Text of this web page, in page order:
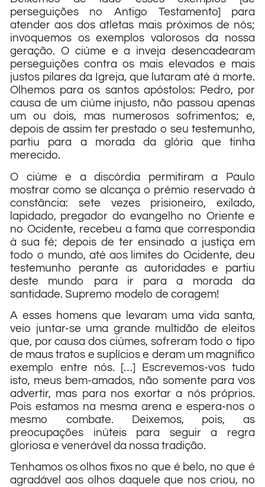
perseguições no Antigo Testamento] para
atender aos dos atletas mais próximos de nós;
invoquemos os exemplos valorosos da nossa
geração. O ciúme e a inveja desencadearam
perseguições contra os mais elevados e mais
justos pilares da Igreja, que lutaram até à morte.
Olhemos para os santos apóstolos: Pedro, por
causa de um ciúme injusto, não passou apenas
um ou dois, mas numerosos sofrimentos; e,
depois de assim ter prestado o seu testemunho,
partiu para a morada da glória que tinha
merecido.
O ciúme e a discórdia permitiram a Paulo
mostrar como se alcança o prémio reservado à
constância: sete vezes prisioneiro, exilado,
lapidado, pregador do evangelho no Oriente e
no Ocidente, recebeu a fama que correspondia
à sua fé; depois de ter ensinado a justiça em
todo o mundo, até aos limites do Ocidente, deu
testemunho perante as autoridades e partiu
deste mundo para ir para a morada da
santidade. Supremo modelo de coragem!
A esses homens que levaram uma vida santa,
veio juntar-se uma grande multidão de eleitos
que, por causa dos ciúmes, sofreram todo o tipo
de maus tratos e suplícios e deram um magnífico
exemplo entre nós. […] Escrevemos-vos tudo
isto, meus bem-amados, não somente para vos
advertir, mas para nos exortar a nós próprios.
Pois estamos na mesma arena e espera-nos o
mesmo combate. Deixemos, pois, as
preocupações inúteis para seguir a regra
gloriosa e venerável da nossa tradição.
Tenhamos os olhos fixos no que é belo, no que é
agradável aos olhos daquele que nos criou, no